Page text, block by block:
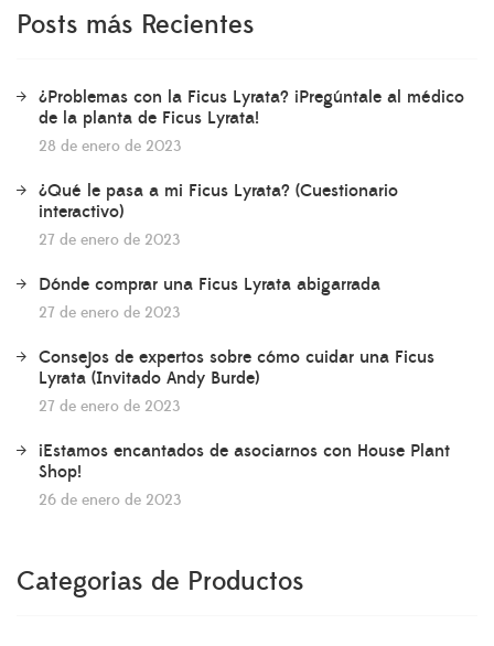
Posts más Recientes
¿Problemas con la Ficus Lyrata? ¡Pregúntale al médico
de la planta de Ficus Lyrata!
28 de enero de 2023
¿Qué le pasa a mi Ficus Lyrata? (Cuestionario
interactivo)
27 de enero de 2023
Dónde comprar una Ficus Lyrata abigarrada
27 de enero de 2023
Consejos de expertos sobre cómo cuidar una Ficus
Lyrata (Invitado Andy Burde)
27 de enero de 2023
¡Estamos encantados de asociarnos con House Plant
Shop!
26 de enero de 2023
Categorias de Productos